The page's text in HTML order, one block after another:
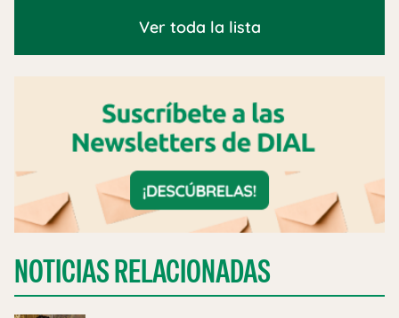
Ver toda la lista
NOTICIAS RELACIONADAS